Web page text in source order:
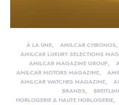
À LA UNE AMILCAR CHRONOS
AMILCAR LUXURY SELECTIONS
AMILCAR MAGAZINE GROUP
AMILCAR MOTORS MAGAZINE
AMILCAR WATCHES MAGAZINE
BRANDS
HORLOGERIE & HAUTE HORLOGERIE